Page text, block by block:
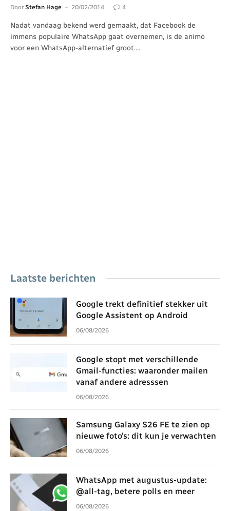
Door Stefan Hage 20/02/2014 4
Nadat vandaag bekend werd gemaakt, dat Facebook de
immens populaire WhatsApp gaat overnemen, is de animo
voor een WhatsApp-alternatief groot.…
Laatste berichten
Google trekt definitief stekker uit
Google Assistent op Android
06/08/2026
Google stopt met verschillende
Gmail-functies: waaronder mailen
vanaf andere adresssen
06/08/2026
Samsung Galaxy S26 FE te zien op
nieuwe foto’s: dit kun je verwachten
06/08/2026
WhatsApp met augustus-update:
@all-tag, betere polls en meer
06/08/2026